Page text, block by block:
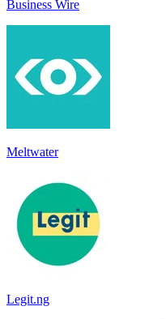
Business Wire
Meltwater
Legit.ng